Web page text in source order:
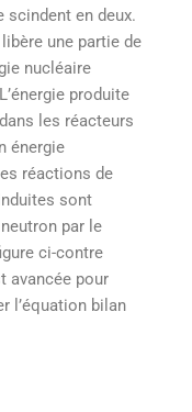
en deux.
une partie de
nucléaire
produite
les réacteurs
énergie
réactions de
sont
par le
ci-contre
avancée pour
l’équation bilan